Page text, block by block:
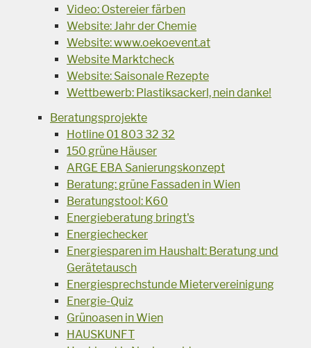
Video: Ostereier färben
Website: Jahr der Chemie
Website: www.oekoevent.at
Website Marktcheck
Website: Saisonale Rezepte
Wettbewerb: Plastiksackerl, nein danke!
Beratungsprojekte
Hotline 01 803 32 32
150 grüne Häuser
ARGE EBA Sanierungskonzept
Beratung: grüne Fassaden in Wien
Beratungstool: K60
Energieberatung bringt's
Energiechecker
Energiesparen im Haushalt: Beratung und
Gerätetausch
Energiesprechstunde Mietervereinigung
Energie-Quiz
Grünoasen in Wien
HAUSKUNFT